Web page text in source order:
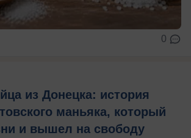
0
из Донецка: история
маньяка, который
и вышел на свободу